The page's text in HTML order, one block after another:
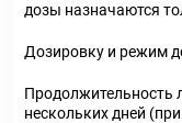
дозы назначаются
Дозировку и режим
Продолжительность
нескольких дней